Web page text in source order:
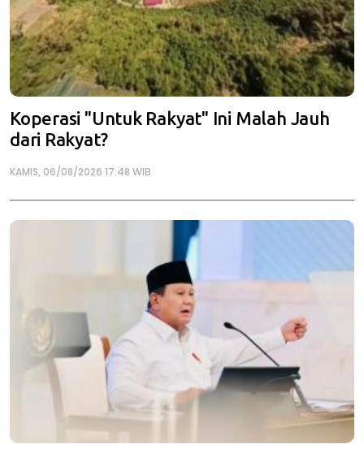
Koperasi "Untuk Rakyat" Ini Malah Jauh
dari Rakyat?
KAMIS, 06/08/2026 17:48 WIB